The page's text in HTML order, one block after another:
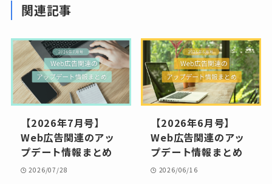
関連記事
【2026年7月号】
Web広告関連のアッ
プデート情報まとめ
2026/07/28
【2026年6月号】
Web広告関連のアッ
プデート情報まとめ
2026/06/16